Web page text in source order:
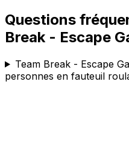
Questions
Break - Escape
Team Break - Escape
personnes en fauteuil